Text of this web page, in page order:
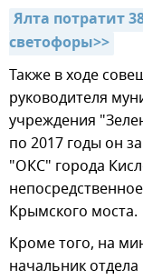
Ялта потратит
светофоры>>
Также в ходе
руководителя
учреждения
по 2017 годы он
"ОКС" города
Крымского моста.
Кроме того, на
начальник